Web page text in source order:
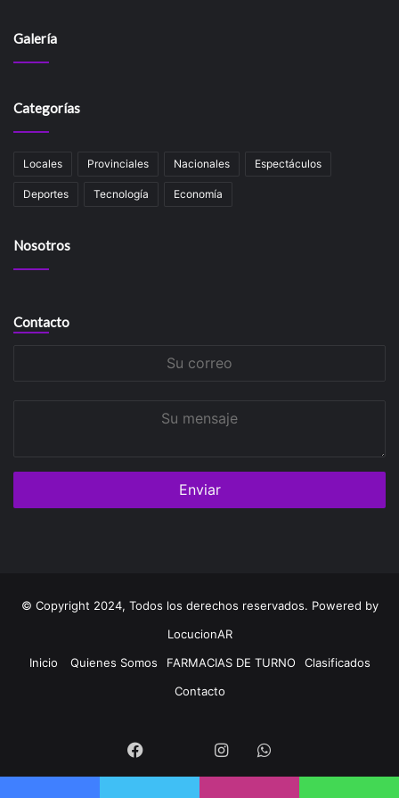
Galería
Categorías
Locales Provinciales Nacionales Espectáculos
Deportes Tecnología Economía
Nosotros
Contacto
© Copyright 2024, Todos los derechos reservados. Powered by
LocucionAR
Inicio
Quienes Somos FARMACIAS DE TURNO
Clasificados
Contacto
Facebook InstagramWhatsapp